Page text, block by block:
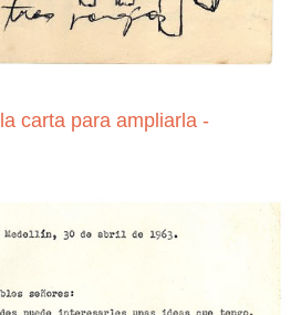
carta para ampliarla -